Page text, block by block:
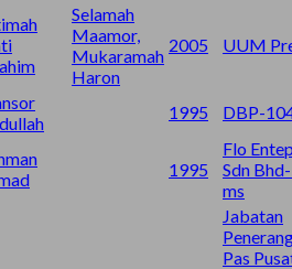
Selamah
Maamor,
Mukaramah
Haron
2005 UUM
1995 DBP-
1995
Flo
Sdn
ms
Jabatan
Pas